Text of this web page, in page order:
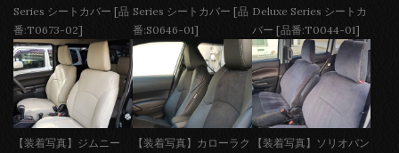
Series シートカバー [品
番:T0673-02]
Series シートカバー [品
番:S0646-01]
Deluxe Series シートカ
バー [品番:T0044-01]
【装着写真】ジムニー
【装着写真】カローラク
【装着写真】ソリオバン